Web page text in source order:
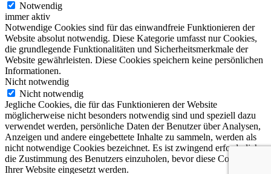
Notwendig
immer aktiv
Notwendige Cookies sind für das einwandfreie Funktionieren der
Website absolut notwendig. Diese Kategorie umfasst nur Cookies,
die grundlegende Funktionalitäten und Sicherheitsmerkmale der
Website gewährleisten. Diese Cookies speichern keine persönlichen
Informationen.
Nicht notwendig
Nicht notwendig
Jegliche Cookies, die für das Funktionieren der Website
möglicherweise nicht besonders notwendig sind und speziell dazu
verwendet werden, persönliche Daten der Benutzer über Analysen,
Anzeigen und andere eingebettete Inhalte zu sammeln, werden als
nicht notwendige Cookies bezeichnet. Es ist zwingend erforderlich,
die Zustimmung des Benutzers einzuholen, bevor diese Cookies auf
Ihrer Website eingesetzt werden.